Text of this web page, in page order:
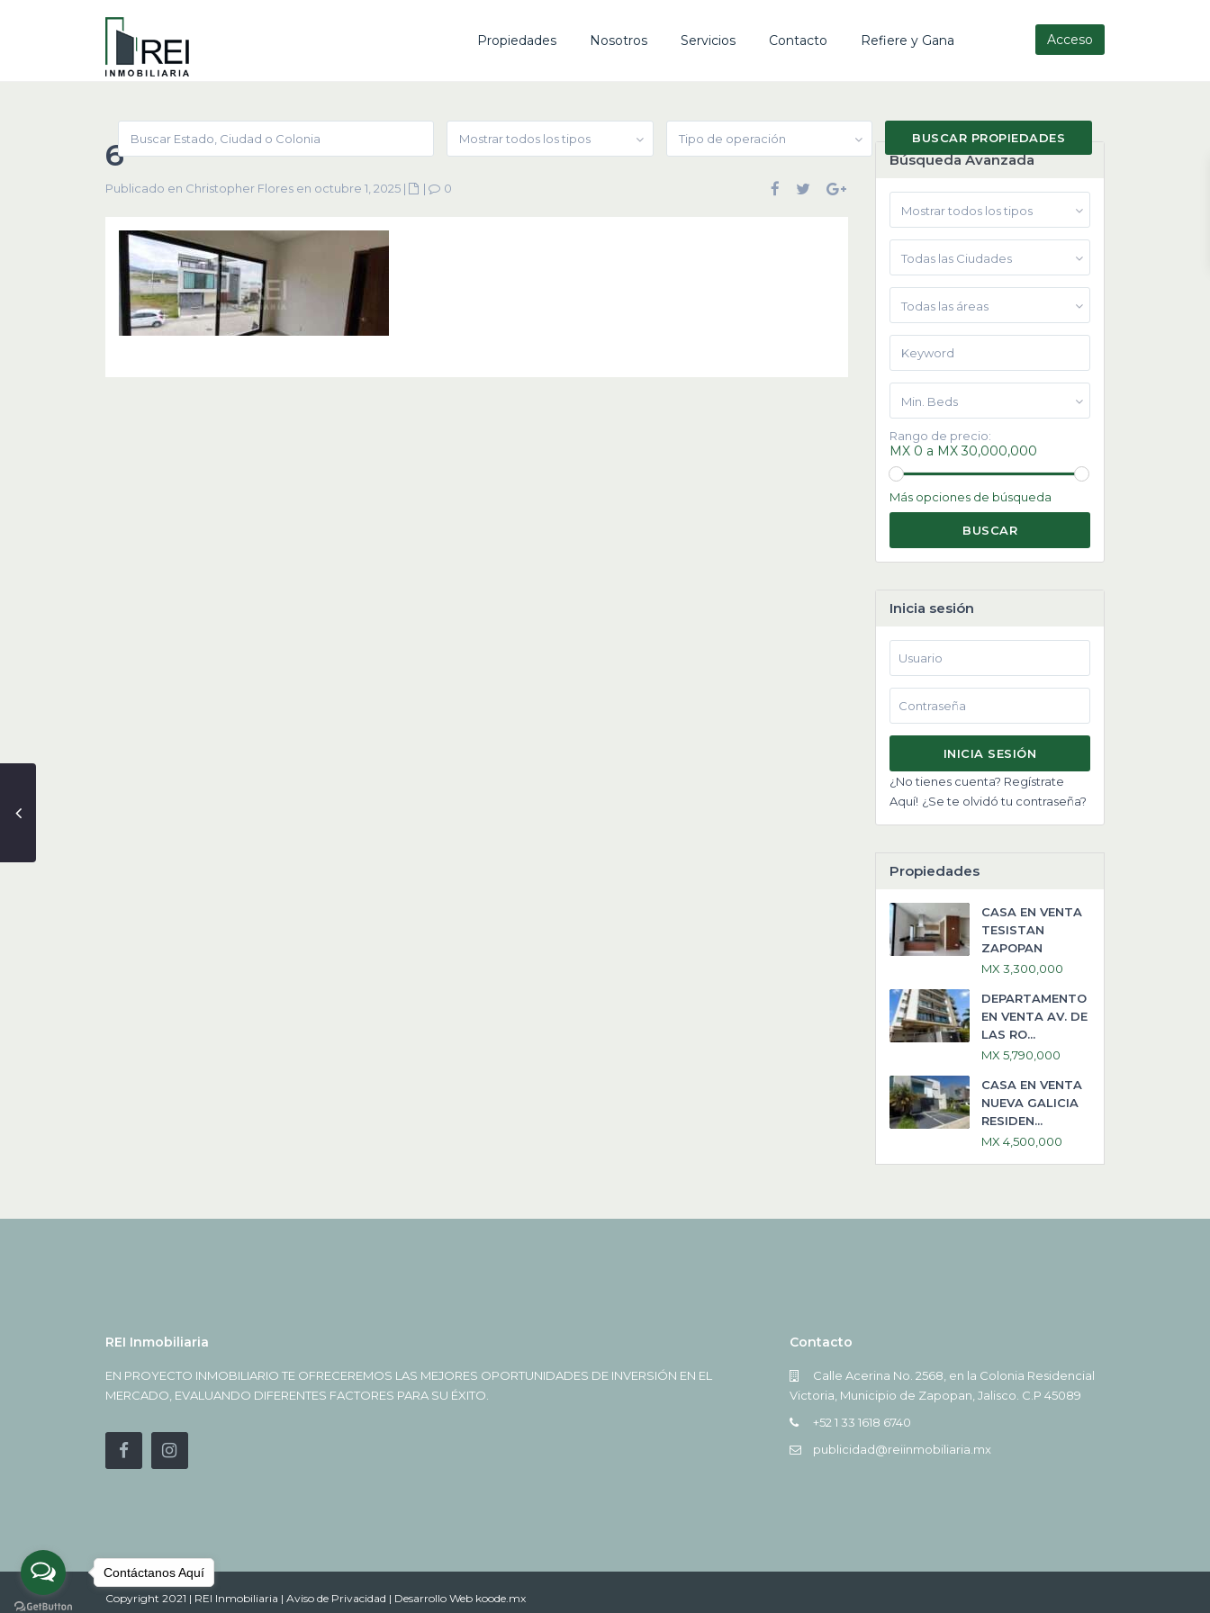
Acceso
Propiedades Nosotros Servicios Contacto Refiere y Gana
Mostrar todos los tipos Tipo de operación
6
Publicado en Christopher Flores en octubre 1, 2025 | | 0
Búsqueda Avanzada
Mostrar todos los tipos
Todas las Ciudades
Todas las áreas
Min. Beds
Rango de precio:
MX 0 a MX 30,000,000
Más opciones de búsqueda
BUSCAR
Inicia sesión
INICIA SESIÓN
¿No tienes cuenta? Regístrate
Aquí! ¿Se te olvidó tu contraseña?
Propiedades
CASA EN VENTA
TESISTAN
ZAPOPAN
MX 3,300,000
DEPARTAMENTO
EN VENTA AV. DE
LAS RO...
MX 5,790,000
CASA EN VENTA
NUEVA GALICIA
RESIDEN...
MX 4,500,000
REI Inmobiliaria
EN PROYECTO INMOBILIARIO TE OFRECEREMOS LAS MEJORES OPORTUNIDADES DE INVERSIÓN EN EL
MERCADO, EVALUANDO DIFERENTES FACTORES PARA SU ÉXITO.
Contacto
Calle Acerina No. 2568, en la Colonia Residencial
Victoria, Municipio de Zapopan, Jalisco. C.P 45089
+52 1 33 1618 6740
publicidad@reiinmobiliaria.mx
Copyright 2021 | REI Inmobiliaria | Aviso de Privacidad | Desarrollo Web koode.mx
Contáctanos Aquí